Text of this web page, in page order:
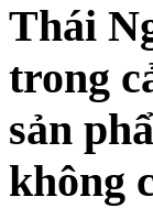
Thái
trong
sản
không